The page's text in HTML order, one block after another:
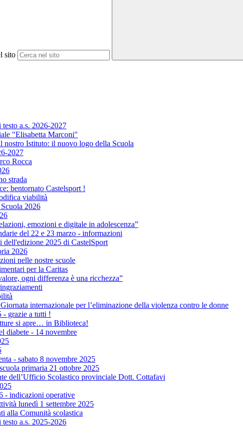
sito
a.s. 2026-2027
"Elisabetta Marconi"
nostro Istituto: il nuovo logo della Scuola
2027
Rocca
strada
bentornato Castelsport !
viabilità
2026
emozioni e digitale in adolescenza”
del 22 e 23 marzo - informazioni
dell'edizione 2025 di CastelSport
2026
nelle nostre scuole
per la Caritas
ogni differenza è una ricchezza”
internazionale per l’eliminazione della violenza contro le donne
- grazie a tutti !
si apre… in Biblioteca!
diabete - 14 novembre
- sabato 8 novembre 2025
primaria 21 ottobre 2025
dell’Ufficio Scolastico provinciale Dott. Cottafavi
- indicazioni operative
lunedì 1 settembre 2025
alla Comunità scolastica
a.s. 2025-2026